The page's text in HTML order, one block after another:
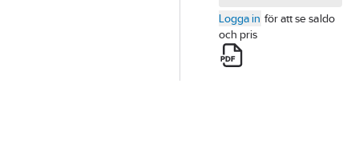
Logga in för att se saldo
och pris